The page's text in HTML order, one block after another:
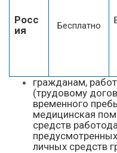
Росс
ия
Бесплатно
гражданам,
(трудовому
временного
медицинская
средств
личных средств